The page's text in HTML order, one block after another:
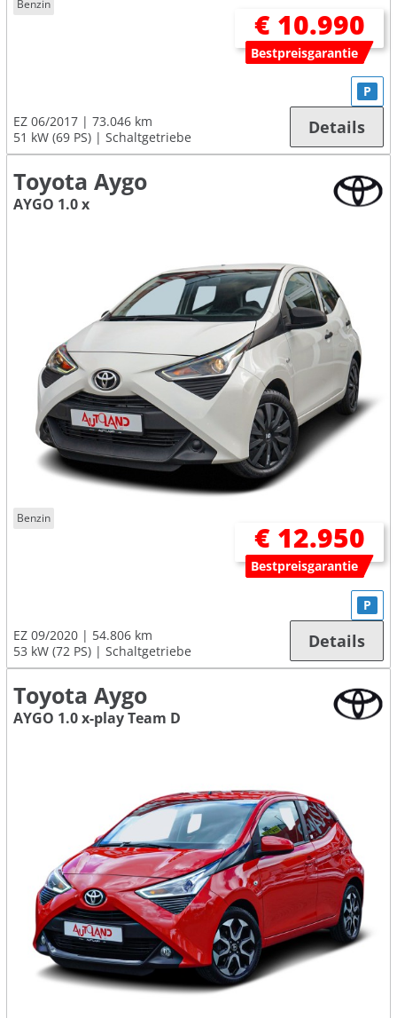
Benzin
€ 10.990
Bestpreisgarantie
EZ 06/2017
73.046 km
51 kW (69 PS)
Schaltgetriebe
P
Details
Toyota Aygo
AYGO 1.0 x
Benzin
€ 12.950
Bestpreisgarantie
EZ 09/2020
54.806 km
53 kW (72 PS)
Schaltgetriebe
P
Details
Toyota Aygo
AYGO 1.0 x-play Team D